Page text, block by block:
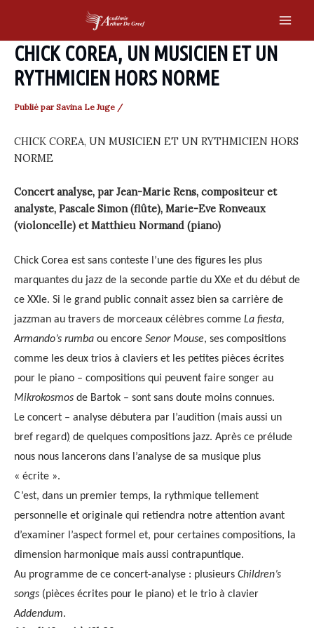
content
CHICK COREA, UN MUSICIEN ET UN
RYTHMICIEN HORS NORME
Publié par Savina Le Juge /
CHICK COREA, UN MUSICIEN ET UN RYTHMICIEN HORS
NORME
Concert analyse, par Jean-Marie Rens, compositeur et
analyste, Pascale Simon (flûte), Marie-Eve Ronveaux
(violoncelle) et Matthieu Normand (piano)
Chick Corea est sans conteste l’une des figures les plus
marquantes du jazz de la seconde partie du XXe et du début de
ce XXIe. Si le grand public connait assez bien sa carrière de
jazzman au travers de morceaux célèbres comme La fiesta,
Armando’s rumba ou encore Senor Mouse, ses compositions
comme les deux trios à claviers et les petites pièces écrites
pour le piano – compositions qui peuvent faire songer au
Mikrokosmos de Bartok – sont sans doute moins connues.
Le concert – analyse débutera par l’audition (mais aussi un
bref regard) de quelques compositions jazz. Après ce prélude
nous nous lancerons dans l’analyse de sa musique plus
« écrite ».
C’est, dans un premier temps, la rythmique tellement
personnelle et originale qui retiendra notre attention avant
d’examiner l’aspect formel et, pour certaines compositions, la
dimension harmonique mais aussi contrapuntique.
Au programme de ce concert-analyse : plusieurs Children’s
songs (pièces écrites pour le piano) et le trio à clavier
Addendum.